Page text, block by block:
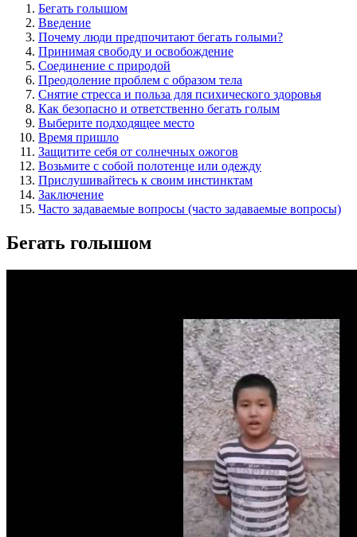
Бегать голышом
Введение
Почему люди предпочитают бегать голыми?
Принимая свободу и освобождение
Соединение с природой
Преодоление проблем с образом тела
Снятие стресса и польза для психического здоровья
Как безопасно и ответственно бегать голым
Выберите подходящее место
Время пришло
Защитите себя от солнечных ожогов
Возьмите с собой полотенце или одежду
Прислушивайтесь к своим инстинктам
Заключение
Часто задаваемые вопросы (часто задаваемые вопросы)
Бегать голышом